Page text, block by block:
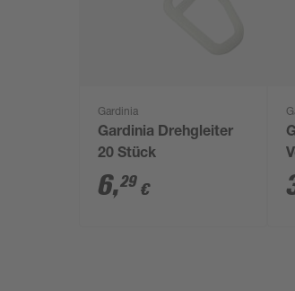
Gardinia
Gardinia Drehgleiter
20 Stück
6,29 €